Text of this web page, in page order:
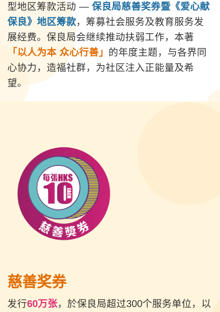
型地区筹款活动 — 保良局慈善奖券暨《爱心献
保良》地区筹款，筹募社会服务及教育服务发
展经费。保良局会继续推动扶弱工作，本著
「以人为本 众心行善 」 的年度主题，与各界同
心协力，造福社群，为社区注入正能量及希
望。
慈善奖券
发行60万张，於保良局超过300个服务单位，以